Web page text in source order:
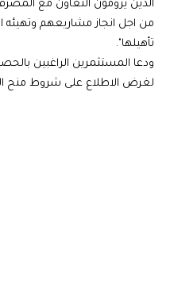
الذين يرومون التعاون مع
من اجل انجاز مشاريعهم وتهيئه
تأهيلها".
ودعا المستثمرين الراغبين
لغرض الاطلاع على شروط منح